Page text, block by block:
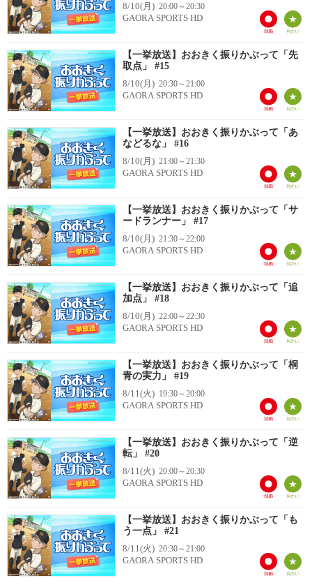
8/10(月) 20:00～20:30
GAORA SPORTS HD
【一挙放送】おおきく振りかぶって「先
取点」 #15
8/10(月) 20:30～21:00
GAORA SPORTS HD
【一挙放送】おおきく振りかぶって「あ
などるな」 #16
8/10(月) 21:00～21:30
GAORA SPORTS HD
【一挙放送】おおきく振りかぶって「サ
ードランナー」 #17
8/10(月) 21:30～22:00
GAORA SPORTS HD
【一挙放送】おおきく振りかぶって「追
加点」 #18
8/10(月) 22:00～22:30
GAORA SPORTS HD
【一挙放送】おおきく振りかぶって「桐
青の実力」 #19
8/11(火) 19:30～20:00
GAORA SPORTS HD
【一挙放送】おおきく振りかぶって「逆
転」 #20
8/11(火) 20:00～20:30
GAORA SPORTS HD
【一挙放送】おおきく振りかぶって「も
う一点」 #21
8/11(火) 20:30～21:00
GAORA SPORTS HD